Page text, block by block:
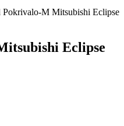
M Mitsubishi Eclipse
Eclipse